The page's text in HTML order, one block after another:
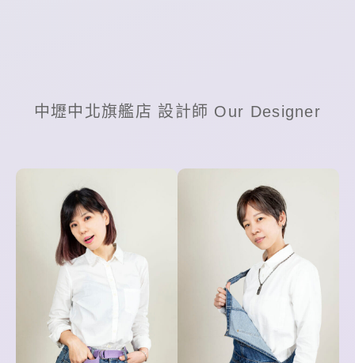
中壢中北旗艦店 設計師 Our Designer